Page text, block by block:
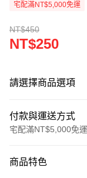
宅配滿NT$5,000免運
NT$450
NT$250
請選擇商品選項
付款與運送方式
宅配滿NT$5,000免運
信用卡一次付款
商品特色